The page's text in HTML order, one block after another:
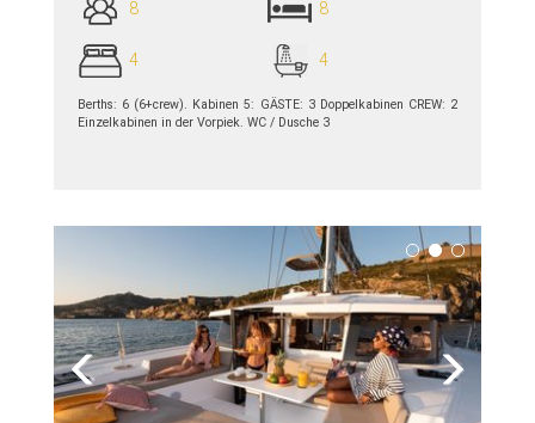
8 8
4 4
Berths: 6 (6+crew). Kabinen 5: GÄSTE: 3 Doppelkabinen CREW: 2
Einzelkabinen in der Vorpiek. WC / Dusche 3
siehe Details >>
Previous Next